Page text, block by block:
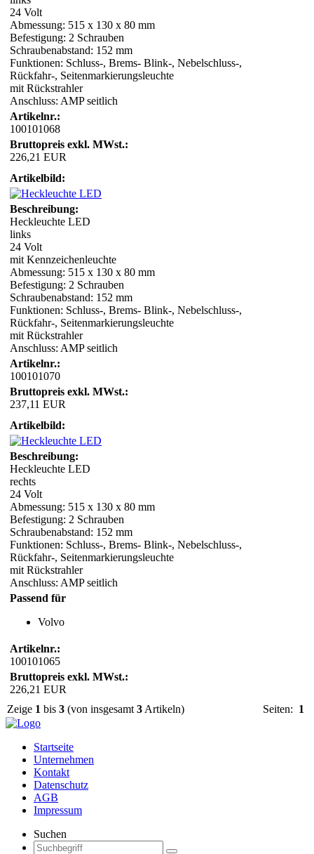
24 Volt
Abmessung: 515 x 130 x 80 mm
Befestigung: 2 Schrauben
Schraubenabstand: 152 mm
Funktionen: Schluss-, Brems- Blink-, Nebelschluss-,
Rückfahr-, Seitenmarkierungsleuchte
mit Rückstrahler
Anschluss: AMP seitlich
Artikelnr.:
100101068
Bruttopreis exkl. MWst.:
226,21 EUR
Artikelbild:
Beschreibung:
Heckleuchte LED
links
24 Volt
mit Kennzeichenleuchte
Abmessung: 515 x 130 x 80 mm
Befestigung: 2 Schrauben
Schraubenabstand: 152 mm
Funktionen: Schluss-, Brems- Blink-, Nebelschluss-,
Rückfahr-, Seitenmarkierungsleuchte
mit Rückstrahler
Anschluss: AMP seitlich
Artikelnr.:
100101070
Bruttopreis exkl. MWst.:
237,11 EUR
Artikelbild:
Beschreibung:
Heckleuchte LED
rechts
24 Volt
Abmessung: 515 x 130 x 80 mm
Befestigung: 2 Schrauben
Schraubenabstand: 152 mm
Funktionen: Schluss-, Brems- Blink-, Nebelschluss-,
Rückfahr-, Seitenmarkierungsleuchte
mit Rückstrahler
Anschluss: AMP seitlich
Passend für
Volvo
Artikelnr.:
100101065
Bruttopreis exkl. MWst.:
226,21 EUR
Zeige 1 bis 3 (von insgesamt 3 Artikeln) Seiten: 1
Startseite
Unternehmen
Kontakt
Datenschutz
AGB
Impressum
Suchen